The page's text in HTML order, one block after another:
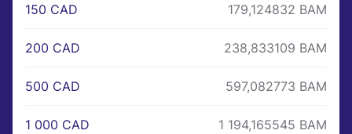
150 CAD 179,124832 BAM
200 CAD 238,833109 BAM
500 CAD 597,082773 BAM
1 000 CAD 1 194,165545 BAM